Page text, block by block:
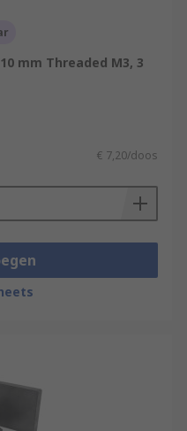
mm Threaded M3, 3
€ 7,20/doos